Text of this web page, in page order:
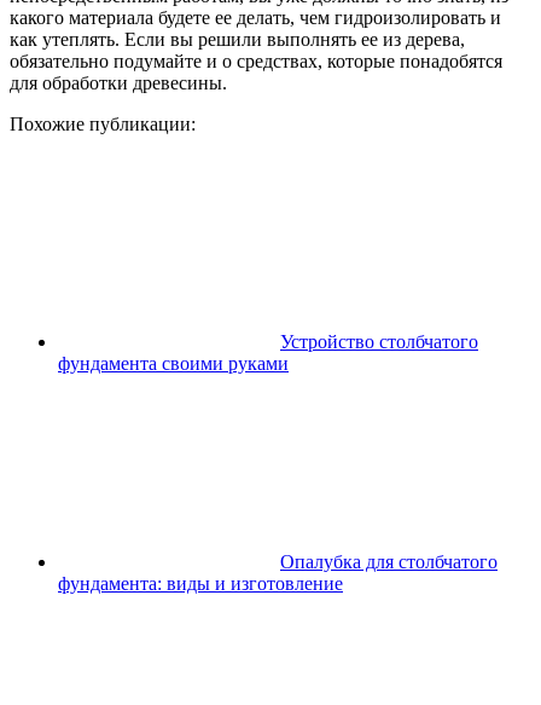
какого материала будете ее делать, чем гидроизолировать и
как утеплять. Если вы решили выполнять ее из дерева,
обязательно подумайте и о средствах, которые понадобятся
для обработки древесины.
Похожие публикации:
Устройство столбчатого
фундамента своими руками
Опалубка для столбчатого
фундамента: виды и изготовление